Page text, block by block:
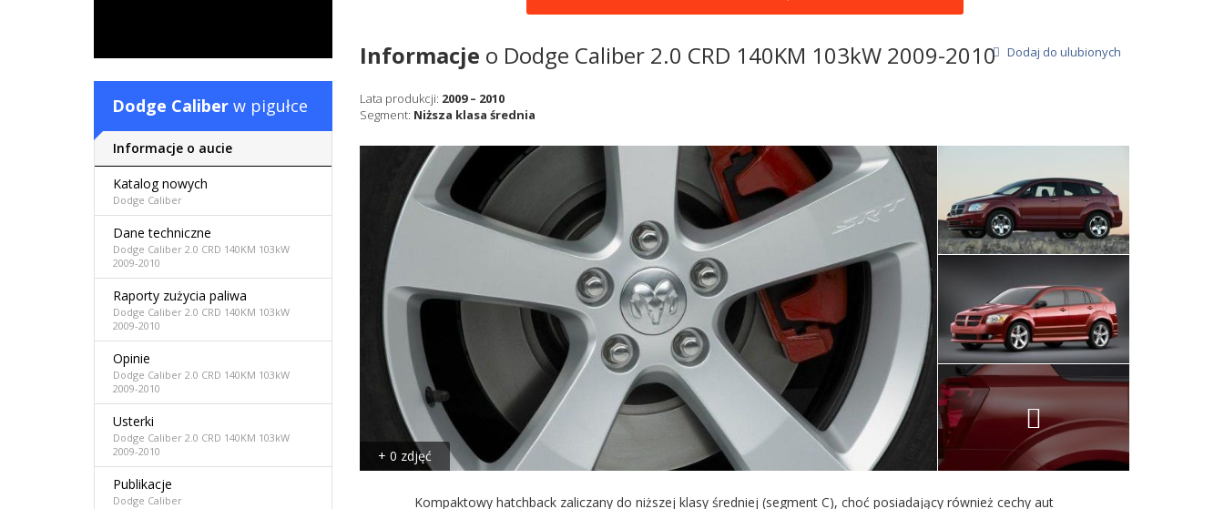
Informacje o Dodge Caliber 2.0 CRD 140KM 103kW 2009-2010
Lata produkcji: 2009 – 2010
Segment: Niższa klasa średnia
Dodaj do ulubionych
+ 0 zdjęć
Kompaktowy hatchback zaliczany do niższej klasy średniej (segment C), choć posiadający również cechy aut
Dodge Caliber w pigułce
Informacje o aucie
Katalog nowych
Dodge Caliber
Dane techniczne
Dodge Caliber 2.0 CRD 140KM 103kW
2009-2010
Raporty zużycia paliwa
Dodge Caliber 2.0 CRD 140KM 103kW
2009-2010
Opinie
Dodge Caliber 2.0 CRD 140KM 103kW
2009-2010
Usterki
Dodge Caliber 2.0 CRD 140KM 103kW
2009-2010
Publikacje
Dodge Caliber